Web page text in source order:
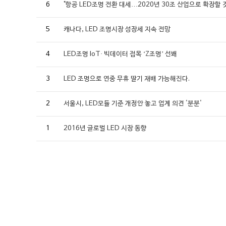
6 "항공 LED조명 전환 대세…2020년 30조 산업으로 확장할
5 캐나다, LED 조명시장 성장세 지속 전망
4 LED조명 IoT· 빅데이터 접목 ‘Z조명’ 선봬
3 LED 조명으로 연중 무휴 딸기 재배 가능해진다.
2 서울시, LED모듈 기준 개정안 놓고 업계 의견 '분분'
1 2016년 글로벌 LED 시장 동향